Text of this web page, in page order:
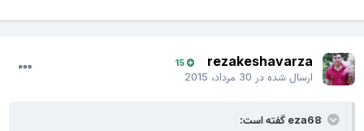
rezakeshavarza
15
ارسال شده در30 مرداد، 2015
eza68 گفته است: